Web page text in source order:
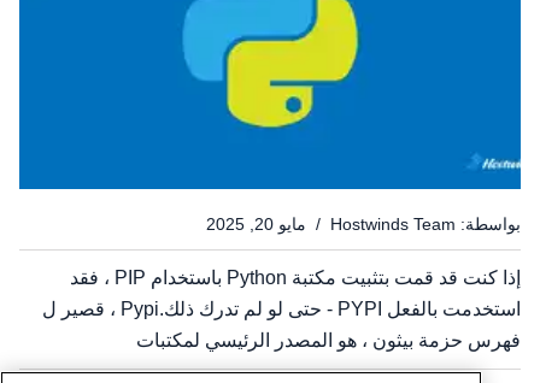
بواسطة: Hostwinds Team / مايو 20, 2025
إذا كنت قد قمت بتثبيت مكتبة Python باستخدام PIP ، فقد
استخدمت بالفعل PYPI - حتى لو لم تدرك ذلك.Pypi ، قصير ل
فهرس حزمة بيثون ، هو المصدر الرئيسي لمكتبات
بيثون.يستضيف عشرات الآلاف من الحزم التي تجعل Python أكثر